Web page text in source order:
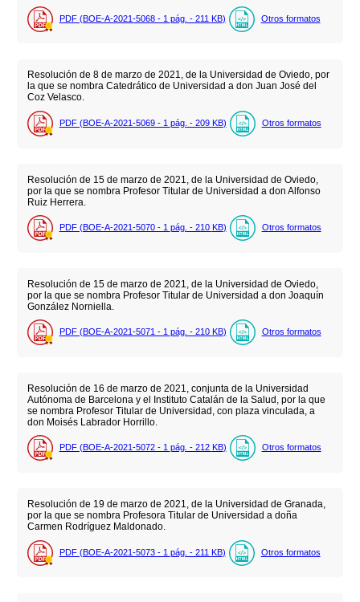
PDF (BOE-A-2021-5068 - 1 pág. - 211 KB) Otros formatos
Resolución de 8 de marzo de 2021, de la Universidad de Oviedo, por
la que se nombra Catedrático de Universidad a don Juan José del
Coz Velasco.
PDF (BOE-A-2021-5069 - 1 pág. - 209 KB) Otros formatos
Resolución de 15 de marzo de 2021, de la Universidad de Oviedo,
por la que se nombra Profesor Titular de Universidad a don Alfonso
Ruiz Herrera.
PDF (BOE-A-2021-5070 - 1 pág. - 210 KB) Otros formatos
Resolución de 15 de marzo de 2021, de la Universidad de Oviedo,
por la que se nombra Profesor Titular de Universidad a don Joaquín
González Norniella.
PDF (BOE-A-2021-5071 - 1 pág. - 210 KB) Otros formatos
Resolución de 16 de marzo de 2021, conjunta de la Universidad
Autónoma de Barcelona y el Instituto Catalán de la Salud, por la que
se nombra Profesor Titular de Universidad, con plaza vinculada, a
don Moisés Labrador Horrillo.
PDF (BOE-A-2021-5072 - 1 pág. - 212 KB) Otros formatos
Resolución de 19 de marzo de 2021, de la Universidad de Granada,
por la que se nombra Profesora Titular de Universidad a doña
Carmen Rodríguez Maldonado.
PDF (BOE-A-2021-5073 - 1 pág. - 211 KB) Otros formatos